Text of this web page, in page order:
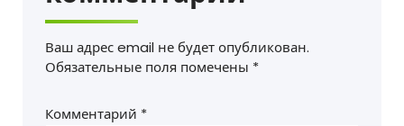
Ваш адрес email не будет опубликован.
Обязательные поля помечены *
Комментарий *